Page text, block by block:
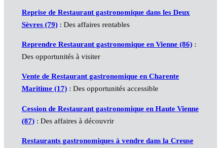
Reprise de Restaurant gastronomique dans les Deux
Sèvres (79): Des affaires rentables
Reprendre Restaurant gastronomique en Vienne (86):
Des opportunités à visiter
Vente de Restaurant gastronomique en Charente
Maritime (17): Des opportunités accessible
Cession de Restaurant gastronomique en Haute Vienne
(87): Des affaires à découvrir
Restaurants gastronomiques à vendre dans la Creuse